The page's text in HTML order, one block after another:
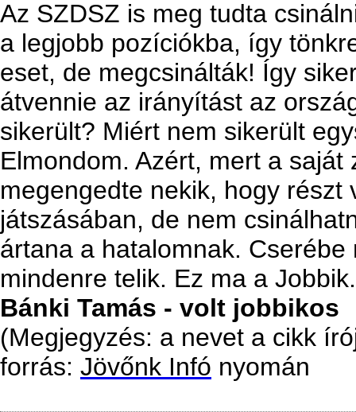
Az SZDSZ is meg tudta
a legjobb pozíciókba, így
eset, de megcsinálták! Így
átvennie az irányítást az
sikerült? Miért nem sikerült
Elmondom. Azért, mert a
megengedte nekik, hogy
játszásában, de nem
ártana a hatalomnak.
mindenre telik. Ez ma a Jobbik.
Bánki Tamás - volt jobbikos
(Megjegyzés: a nevet a cikk
forrás: Jövőnk Infó nyomán